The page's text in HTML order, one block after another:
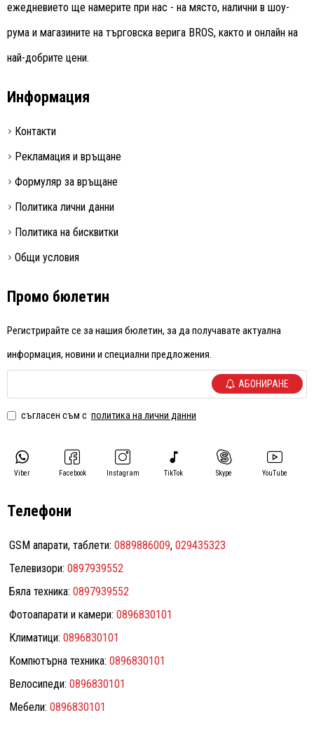
ежедневието ще намерите при нас - на място, налични в шоу-
рума и магазините на търговска верига BROS, както и онлайн на
най-добрите цени.
Информация
Контакти
Рекламация и връщане
Формуляр за връщане
Политика лични данни
Политика на бисквитки
Общи условия
Промо бюлетин
Регистрирайте се за нашия бюлетин, за да получавате актуална
информация, новини и специални предложения.
АБОНИРАНЕ
съгласен съм с политика на лични данни
Viber Facebook Instagram TikTok Skype YouTube
Телефони
GSM апарати, таблети: 0889886009, 029435323
Телевизори: 0897939552
Бяла техника: 0897939552
Фотоапарати и камери: 0896830101
Климатици: 0896830101
Компютърна техника: 0896830101
Велосипеди: 0896830101
Мебели: 0896830101